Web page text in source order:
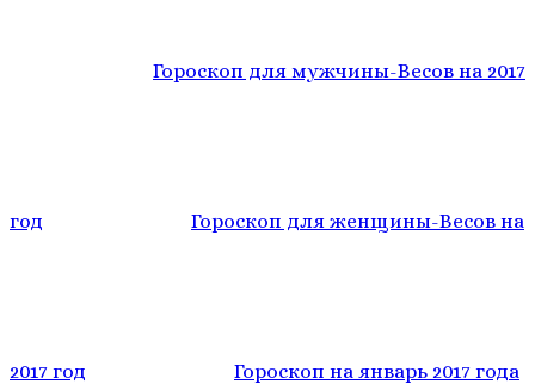
Гороскоп для мужчины-Весов на 2017
год Гороскоп для женщины-Весов на
2017 год Гороскоп на январь 2017 года